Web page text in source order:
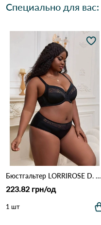
Специально для вас:
Бюстгальтер LORRIROSE D. 009 Черный
223.82 грн/од
1 шт